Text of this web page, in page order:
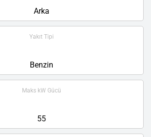
Arka
Yakıt Tipi
Benzin
Maks kW Gücü
55